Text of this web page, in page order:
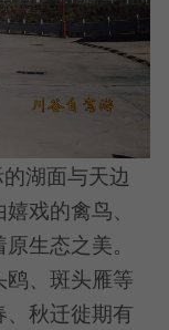
湖面与天边
戏的禽鸟、
生态之美。
、斑头雁等
秋迁徙期有